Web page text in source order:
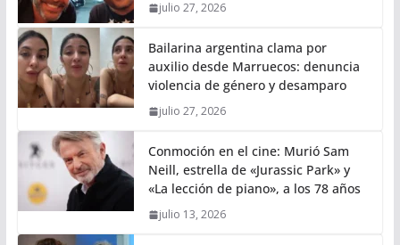
julio 27, 2026
Bailarina argentina clama por
auxilio desde Marruecos: denuncia
violencia de género y desamparo
julio 27, 2026
Conmoción en el cine: Murió Sam
Neill, estrella de «Jurassic Park» y
«La lección de piano», a los 78 años
julio 13, 2026